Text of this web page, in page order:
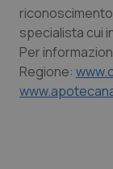
Psoriasi
riconoscimento
specialista cui
Per
Regione: